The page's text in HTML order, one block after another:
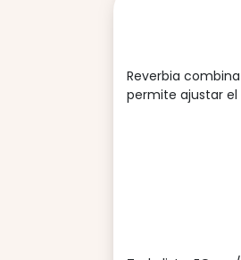
Reverbia
permite ajustar el